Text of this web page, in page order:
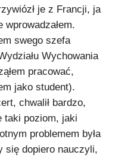
je z Francji, ja
swego szefa
Wychowania
pracować,
jako student).
chwalił bardzo,
taki poziom, jaki
problemem była
się dopiero nauczyli,